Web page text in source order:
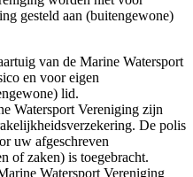
gesteld aan (buitengewone)
van de Marine Watersport
en voor eigen
lid.
Watersport Vereniging zijn
De polis
uw afgeschreven
of zaken) is toegebracht.
Watersport Vereniging